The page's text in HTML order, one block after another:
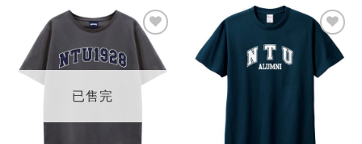
加入
「願
望輕
單」
已售完
加入
「願
望輕